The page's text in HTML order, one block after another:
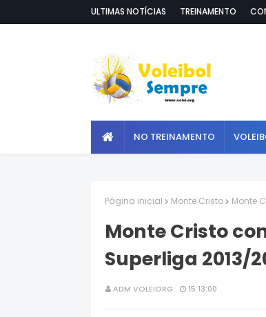
ULTIMAS NOTÍCIAS TREINAMENTO
NO TREINAMENTO
Página inicial Monte Cristo Monte
Monte Cristo
Superliga 2013/
ADM VOLEIORG 15:13:00